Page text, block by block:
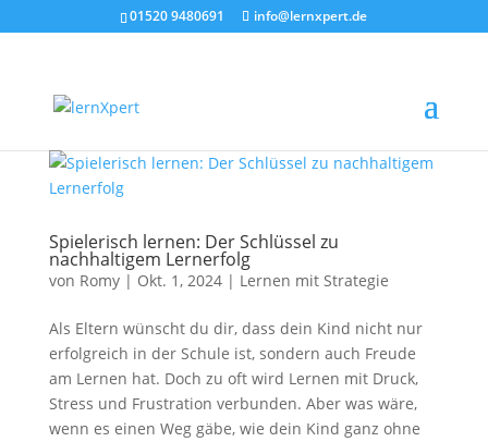
01520 9480691 info@lernxpert.de
Spielerisch lernen: Der Schlüssel zu
nachhaltigem Lernerfolg
von Romy| Okt. 1, 2024| Lernen mit Strategie
Als Eltern wünscht du dir, dass dein Kind nicht nur
erfolgreich in der Schule ist, sondern auch Freude
am Lernen hat. Doch zu oft wird Lernen mit Druck,
Stress und Frustration verbunden. Aber was wäre,
wenn es einen Weg gäbe, wie dein Kind ganz ohne